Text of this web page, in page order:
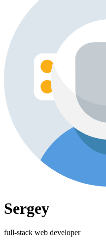
Sergey
full-stack web developer